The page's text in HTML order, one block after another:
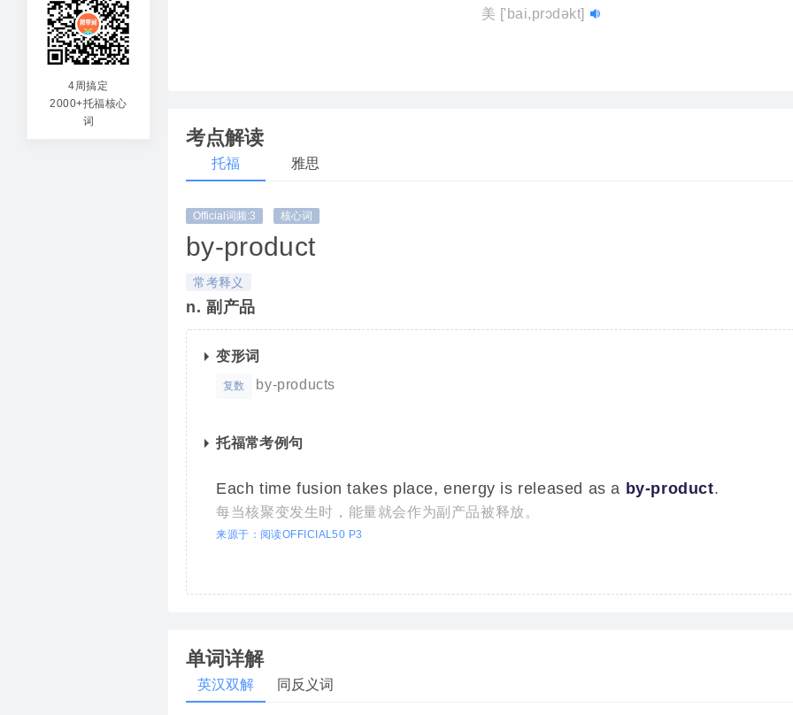
4周搞定
2000+托福核心
词
美 ['bai,prɔdəkt]
考点解读
托福 雅思
Official词频:3 核心词
by-product
常考释义
n. 副产品
变形词
复数 by-products
托福常考例句
Each time fusion takes place, energy is released as a by-product.
每当核聚变发生时，能量就会作为副产品被释放。
来源于：阅读OFFICIAL50 P3
单词详解
英汉双解 同反义词